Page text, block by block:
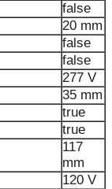
false
20 mm
false
false
277 V
35 mm
true
true
117
mm
120 V